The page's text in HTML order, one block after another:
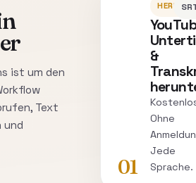
ist um den
Text
und
01
&
Ohne
Jede
Sprache.